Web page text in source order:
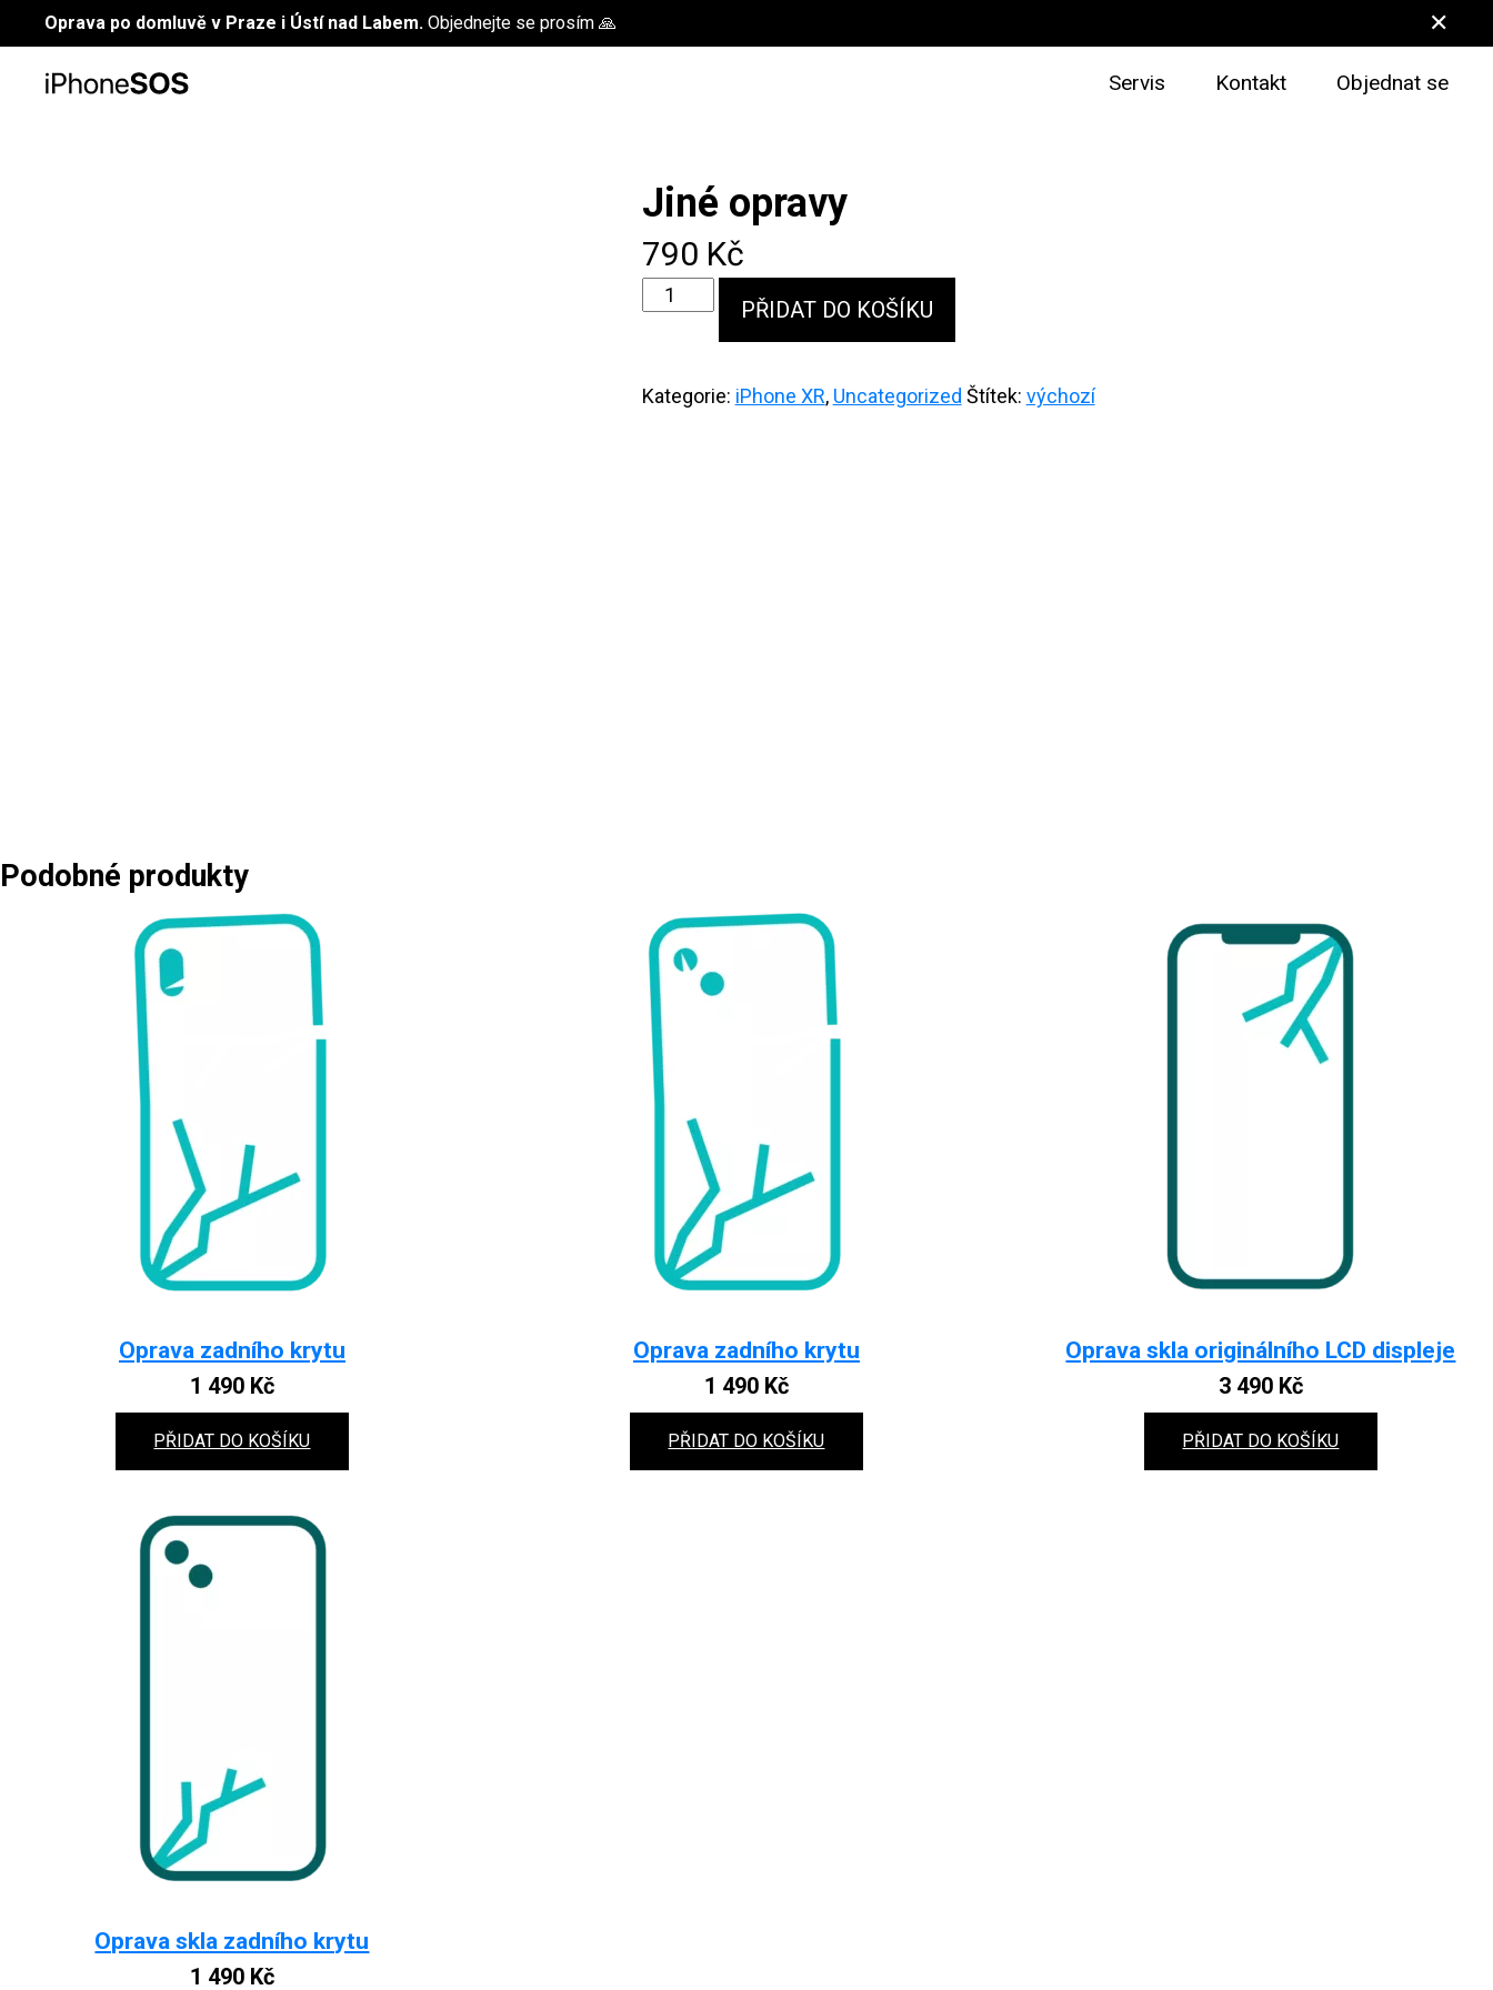
Oprava po domluvě v Praze i Ústí nad Labem. Objednejte se prosím 🙏 ✕
Servis Kontakt Objednat se
Jiné opravy
790 Kč
Jiné
opravy
množství
PŘIDAT DO KOŠÍKU
Kategorie: iPhone XR, Uncategorized Štítek: výchozí
Podobné produkty
Oprava zadního krytu
1 490 Kč
PŘIDAT DO KOŠÍKU
Oprava zadního krytu
1 490 Kč
PŘIDAT DO KOŠÍKU
Oprava skla originálního LCD displeje
3 490 Kč
PŘIDAT DO KOŠÍKU
Oprava skla zadního krytu
1 490 Kč